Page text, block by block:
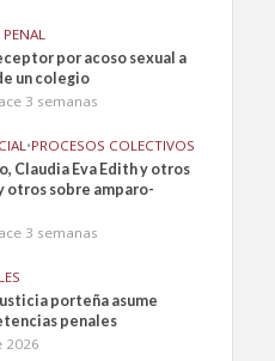
por acoso sexual a
un colegio
3 semanas
•PROCESOS COLECTIVOS
Claudia Eva Edith y otros
otros sobre amparo-
3 semanas
porteña asume
penales
2026